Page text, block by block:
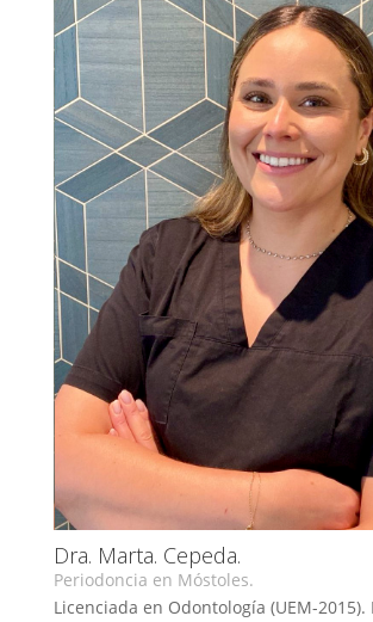
Dra. Marta. Cepeda.
Periodoncia en Móstoles.
Licenciada en Odontología (UEM-